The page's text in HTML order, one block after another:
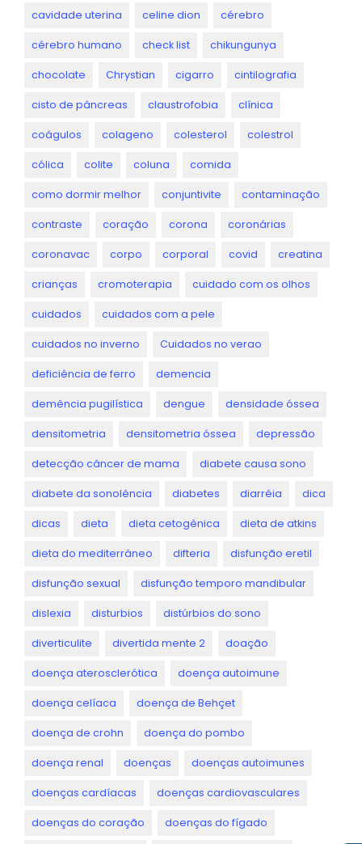
cavidade uterina celine dion cérebro
cérebro humano check list chikungunya
chocolate Chrystian cigarro cintilografia
cisto de pâncreas claustrofobia clínica
coágulos colageno colesterol colestrol
cólica colite coluna comida
como dormir melhor conjuntivite contaminação
contraste coração corona coronárias
coronavac corpo corporal covid creatina
crianças cromoterapia cuidado com os olhos
cuidados cuidados com a pele
cuidados no inverno Cuidados no verao
deficiência de ferro demencia
demência pugilística dengue densidade óssea
densitometria densitometria óssea depressão
detecção câncer de mama diabete causa sono
diabete da sonolência diabetes diarréia dica
dicas dieta dieta cetogênica dieta de atkins
dieta do mediterrâneo difteria disfunção eretil
disfunção sexual disfunção temporo mandibular
dislexia disturbios distúrbios do sono
diverticulite divertida mente 2 doação
doença aterosclerótica doença autoimune
doença celíaca doença de Behçet
doença de crohn doença do pombo
doença renal doenças doenças autoimunes
doenças cardíacas doenças cardiovasculares
doenças do coração doenças do fígado